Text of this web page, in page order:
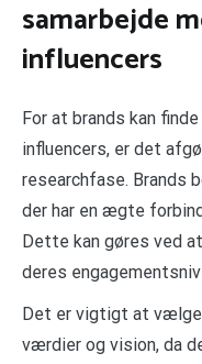
samarbejde
influencers
For at brands kan
influencers, er det
researchfase. Brands
der har en ægte
Dette kan gøres ved
deres
Det er vigtigt at vælge
værdier og vision, da